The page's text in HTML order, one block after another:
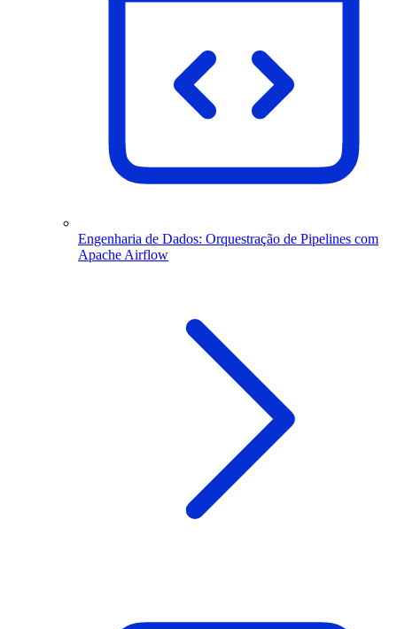
Engenharia de Dados: Orquestração de Pipelines com
Apache Airflow